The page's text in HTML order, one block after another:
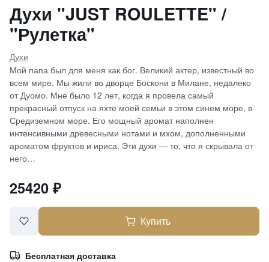
Духи "JUST ROULETTE" /
"Рулетка"
Духи
Мой папа был для меня как бог. Великий актер, известный во
всем мире. Мы жили во дворце Боскони в Милане, недалеко
от Дуомо. Мне было 12 лет, когда я провела самый
прекрасный отпуск на яхте моей семьи в этом синем море, в
Средиземном море. Его мощный аромат наполнен
интенсивными древесными нотами и мхом, дополненными
ароматом фруктов и ириса. Эти духи — то, что я скрывала от
него…
25420 ₽
Купить
Бесплатная доставка